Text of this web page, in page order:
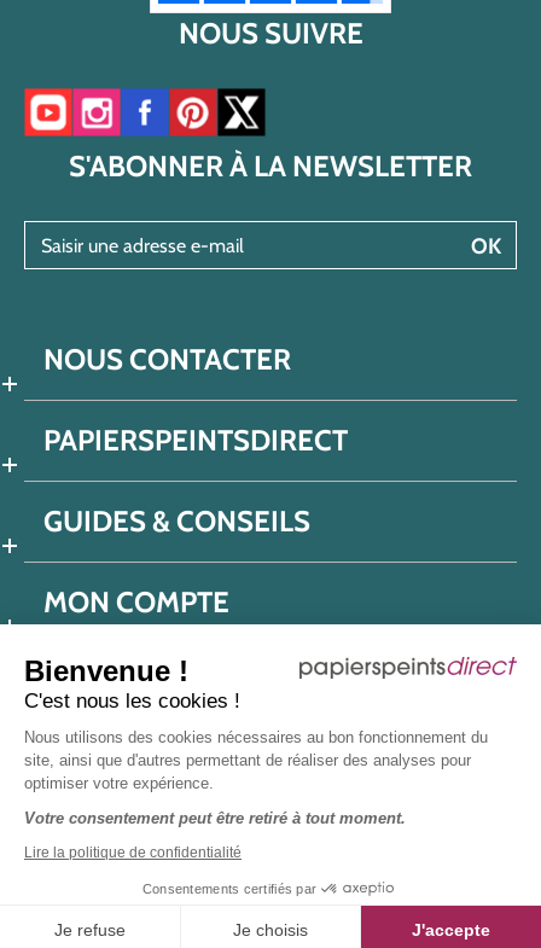
Bienvenue !
C'est nous les cookies !
Nous utilisons des cookies nécessaires au bon fonctionnement du
site, ainsi que d'autres permettant de réaliser des analyses pour
optimiser votre expérience.
Votre consentement peut être retiré à tout moment.
Lire la politique de confidentialité
Consentements certifiés par
Je refuse Je choisis J'accepte
NOUS SUIVRE
Accéder à notre chaîne YouTube
Accéder à notre compte Instagram
Accéder à notre page Facebook
Accéder à notre compte Pinterest
Accéder à notre compte Twitter/X
S'ABONNER À LA NEWSLETTER
OK
NOUS CONTACTER
PAPIERSPEINTSDIRECT
GUIDES & CONSEILS
MON COMPTE
Politique de confidentialité
Mentions légales
Protection données réseaux sociaux
Déclaration d'accessibilité